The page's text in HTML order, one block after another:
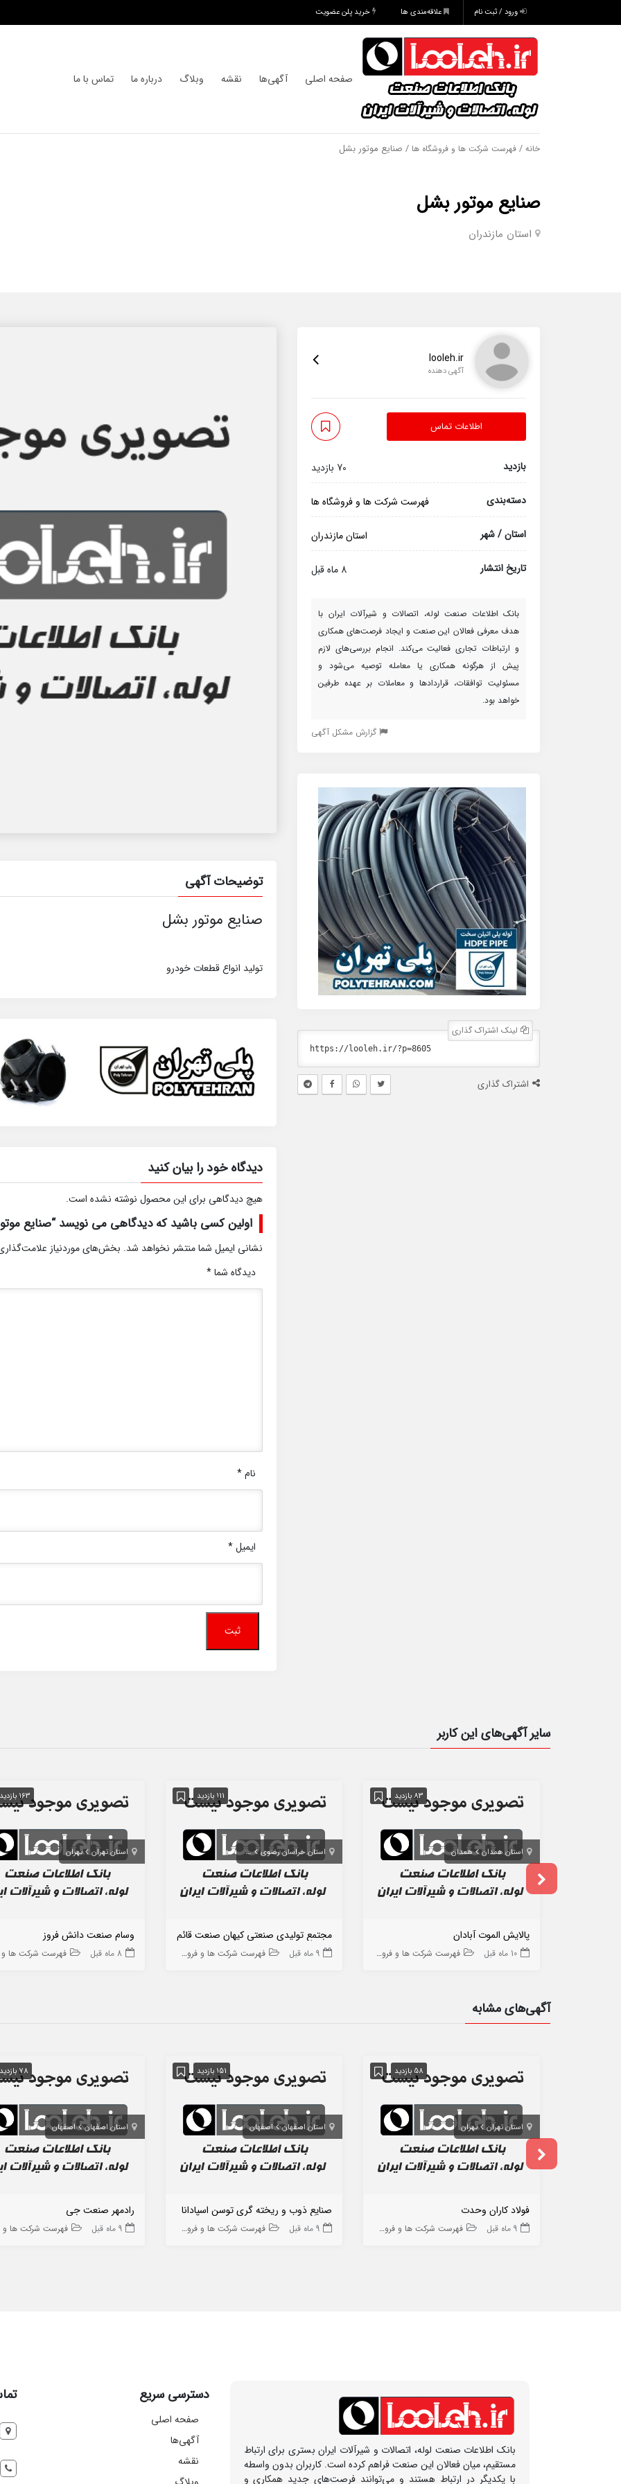
ورود / ثبت نام علاقه‌مندی ها خرید پلن عضویت
صفحه اصلی آگهی‌ها نقشه وبلاگ درباره ما تماس با ما
خانه / فهرست شرکت ها و فروشگاه ها / صنایع موتور بشل
صنایع موتور بشل
استان مازندران
looleh.ir
آگهی دهنده
اطلاعات تماس
بازدید 70 بازدید
دسته‌بندی فهرست شرکت ها و فروشگاه ها
استان / شهر استان مازندران
تاریخ انتشار 8 ماه قبل
بانک اطلاعات صنعت لوله، اتصالات و شیرآلات ایران با
هدف معرفی فعالان این صنعت و ایجاد فرصت‌های همکاری
و ارتباطات تجاری فعالیت می‌کند. انجام بررسی‌های لازم
پیش از هرگونه همکاری یا معامله توصیه می‌شود و
مسئولیت توافقات، قراردادها و معاملات بر عهده طرفین
خواهد بود.
گزارش مشکل آگهی
لینک اشتراک گذاری
اشتراک گذاری
توضیحات آگهی
صنایع موتور بشل
تولید انواع قطعات خودرو
دیدگاه خود را بیان کنید
هیچ دیدگاهی برای این محصول نوشته نشده است.
اولین کسی باشید که دیدگاهی می نویسد “صنایع
نشانی ایمیل شما منتشر نخواهد شد. بخش‌های موردنیاز
دیدگاه شما*
نام*
ایمیل*
سایر آگهی‌های این کاربر
83 بازدید
استان همدان همدان
پالایش الموت آبادان
10 ماه قبل فهرست شرکت ها و فروشگاه ها
111 بازدید
استان خراسان رضوی مشهد
مجتمع تولیدی صنعتی کیهان صنعت قائم
9 ماه قبل فهرست شرکت ها و فروشگاه ها
163 بازدید
استان تهران تهران
وسام صنعت دانش فروز
8 ماه قبل فهرست شرکت ها و
آگهی‌های مشابه
58 بازدید
استان تهران تهران
فولاد کاران وحدت
9 ماه قبل فهرست شرکت ها و فروشگاه ها
151 بازدید
استان اصفهان اصفهان
صنایع ذوب و ریخته گری توسن اسپادانا
9 ماه قبل فهرست شرکت ها و فروشگاه ها
78 بازدید
استان اصفهان اصفهان
رادمهر صنعت جی
9 ماه قبل فهرست شرکت ها و
بانک اطلاعات صنعت لوله، اتصالات و شیرآلات ایران بستری برای ارتباط
مستقیم، میان فعالان این صنعت فراهم کرده است. کاربران بدون واسطه
با یکدیگر در ارتباط هستند و می‌توانند فرصت‌های جدید همکاری و
دسترسی سریع
صفحه اصلی
آگهی‌ها
نقشه